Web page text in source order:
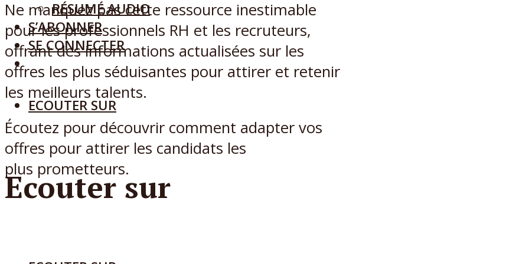
RÉSUMÉ AUDIO
S’ABONNER
SE CONNECTER
ECOUTER SUR
Ecouter sur
Ne manquez pas cette ressource inestimable
pour les professionnels RH et les recruteurs,
offrant des informations actualisées sur les
offres les plus séduisantes pour attirer et retenir
les meilleurs talents.
Écoutez pour découvrir comment adapter vos
offres pour attirer les candidats les
plus prometteurs.